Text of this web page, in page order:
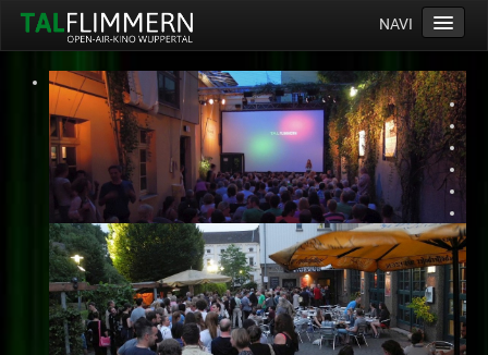
NAVI
Home
Programm
Service
Ticketinfos
Ort
Anreise
Wetter
Kinogutschein